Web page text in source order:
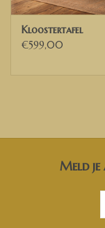
ons op. Dan kunnen
Wij bezorgen door
Kloostertafel
€599,00
Meld je